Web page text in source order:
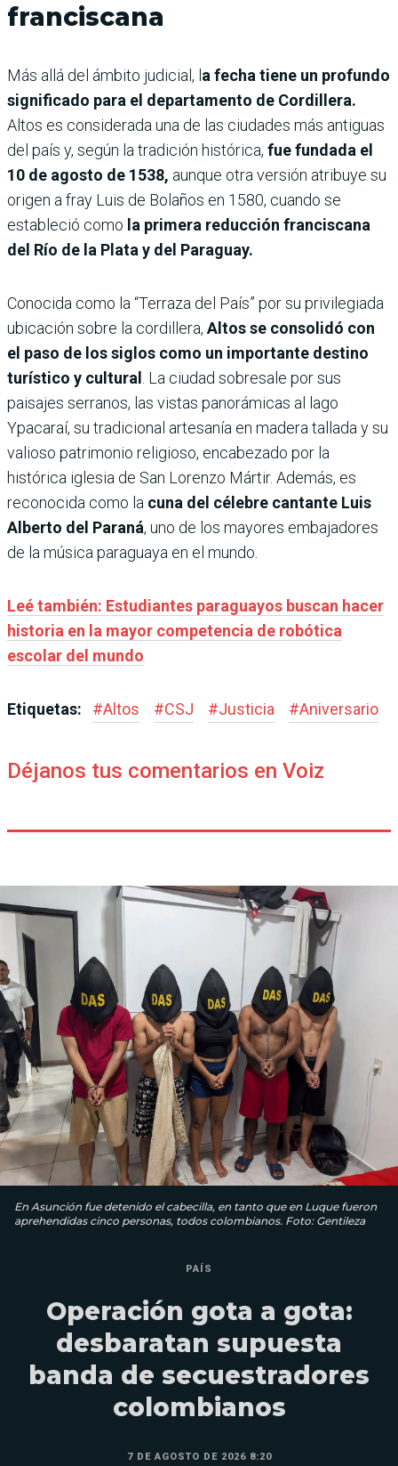
franciscana
Más allá del ámbito judicial, la fecha tiene un profundo
significado para el departamento de Cordillera.
Altos es considerada una de las ciudades más antiguas
del país y, según la tradición histórica, fue fundada el
10 de agosto de 1538, aunque otra versión atribuye su
origen a fray Luis de Bolaños en 1580, cuando se
estableció como la primera reducción franciscana
del Río de la Plata y del Paraguay.
Conocida como la “Terraza del País” por su privilegiada
ubicación sobre la cordillera, Altos se consolidó con
el paso de los siglos como un importante destino
turístico y cultural . La ciudad sobresale por sus
paisajes serranos, las vistas panorámicas al lago
Ypacaraí, su tradicional artesanía en madera tallada y su
valioso patrimonio religioso, encabezado por la
histórica iglesia de San Lorenzo Mártir. Además, es
reconocida como la cuna del célebre cantante Luis
Alberto del Paraná, uno de los mayores embajadores
de la música paraguaya en el mundo.
Leé también: Estudiantes paraguayos buscan hacer
historia en la mayor competencia de robótica
escolar del mundo
Etiquetas: #Altos #CSJ #Justicia #Aniversario
Déjanos tus comentarios en Voiz
En Asunción fue detenido el cabecilla, en tanto que en Luque fueron
aprehendidas cinco personas, todos colombianos. Foto: Gentileza
PAÍS
Operación gota a gota:
desbaratan supuesta
banda de secuestradores
colombianos
7 DE AGOSTO DE 2026 8:20